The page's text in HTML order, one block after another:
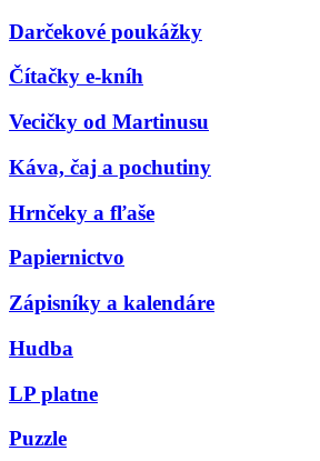
Darčekové poukážky
Čítačky e-kníh
Vecičky od Martinusu
Káva, čaj a pochutiny
Hrnčeky a fľaše
Papiernictvo
Zápisníky a kalendáre
Hudba
LP platne
Puzzle